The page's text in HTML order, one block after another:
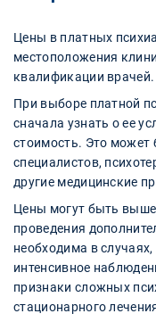
Цены в платных
местоположения
квалификации врачей.
При выборе платной
сначала узнать о ее
стоимость. Это может
специалистов,
другие медицинские
Цены могут быть выше
проведения
необходима в случаях,
интенсивное
признаки сложных
стационарного